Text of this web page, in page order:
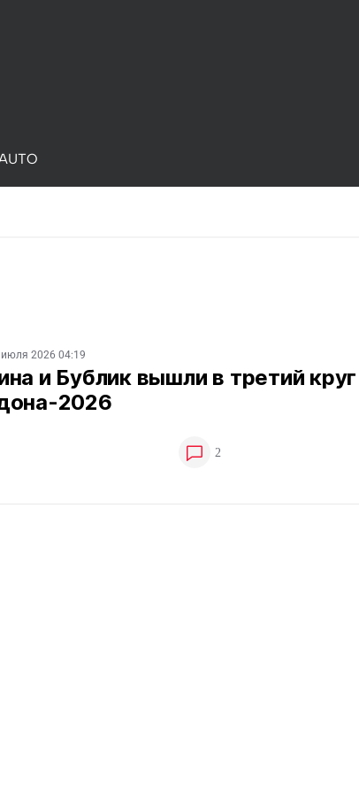
2026 04:19
и Бублик вышли в третий круг
2026
2